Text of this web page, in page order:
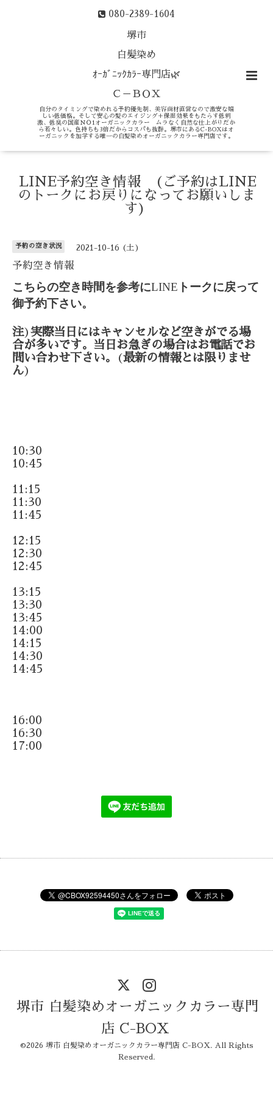
080-2389-1604
堺市
白髪染め
ｵｰｶﾞﾆｯｸｶﾗｰ専門店🌿
Ｃ－ＢＯＸ
自分のタイミングで染めれる予約優先制、美容商材直営なので激安な嬉
しい低価格。そして安心の髪のエイジング＋保湿効果をもたらす低刺
激、低臭の国産ＮＯ1オーガニックカラー ムラなく自然な仕上がりだか
ら若々しい。色持ちも3倍だからコスパも抜群。堺市にあるC-BOXはオ
ーガニックを加学する唯一の白髪染めオーガニックカラー専門店です。
LINE予約空き情報 (ご予約はLINE
のトークにお戻りになってお願いしま
す)
予約の空き状況 2021-10-16 (土)
予約空き情報
こちらの空き時間を参考にLINE トークに戻って
御予約下さい。
注) 実際当日にはキャンセルなど空きがでる場
合が多いです。当日お急ぎの場合はお電話でお
問い合わせ下さい。
(最新の情報とは限りませ
ん)
10:30
10:45
11:15
11:30
11:45
12:15
12:30
12:45
13:15
13:30
13:45
14:00
14:15
14:30
14:45
16:00
16:30
17:00
堺市 白髪染めオーガニックカラー専門
店 C-BOX
©2026 堺市 白髪染めオーガニックカラー専門店 C-BOX. All Rights
Reserved.